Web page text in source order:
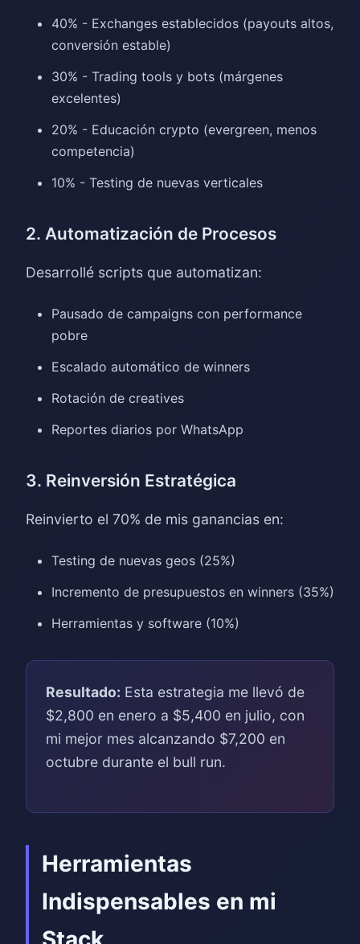
40% - Exchanges establecidos (payouts altos,
conversión estable)
30% - Trading tools y bots (márgenes
excelentes)
20% - Educación crypto (evergreen, menos
competencia)
10% - Testing de nuevas verticales
2. Automatización de Procesos
Desarrollé scripts que automatizan:
Pausado de campaigns con performance
pobre
Escalado automático de winners
Rotación de creatives
Reportes diarios por WhatsApp
3. Reinversión Estratégica
Reinvierto el 70% de mis ganancias en:
Testing de nuevas geos (25%)
Incremento de presupuestos en winners (35%)
Herramientas y software (10%)
Resultado: Esta estrategia me llevó de
$2,800 en enero a $5,400 en julio, con
mi mejor mes alcanzando $7,200 en
octubre durante el bull run.
Herramientas
Indispensables en mi